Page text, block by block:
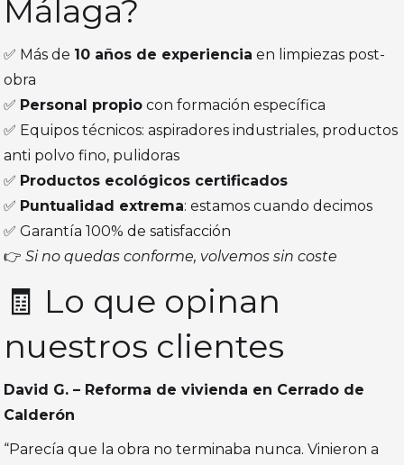
Málaga?
✅ Más de 10 años de experiencia en limpiezas post-
obra
✅ Personal propio con formación específica
✅ Equipos técnicos: aspiradores industriales, productos
anti polvo fino, pulidoras
✅ Productos ecológicos certificados
✅ Puntualidad extrema: estamos cuando decimos
✅ Garantía 100% de satisfacción
👉Si no quedas conforme, volvemos sin coste
🧾 Lo que opinan
nuestros clientes
David G. – Reforma de vivienda en Cerrado de
Calderón
“Parecía que la obra no terminaba nunca. Vinieron a